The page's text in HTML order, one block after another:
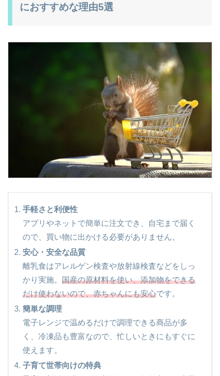
におすすめな理由5選
手軽さと利便性
アプリやネットで簡単に注文でき、自宅まで届く
ので、買い物に出かける必要がありません。
安心・安全な品質
離乳食はアレルゲン検査や放射線検査などをしっ
かり実施。国産の原材料を使い、添加物をできる
だけ使わないので、赤ちゃんにも安心です。
簡単な調理
電子レンジで温めるだけで調理できる商品が多
く、冷凍品も豊富なので、忙しいときにもすぐに
使えます。
子育て世帯向けの特典